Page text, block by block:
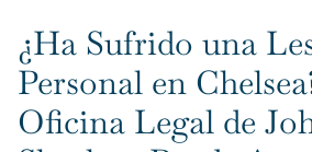
¿Ha Sufrido una
Personal en
Oficina Legal de